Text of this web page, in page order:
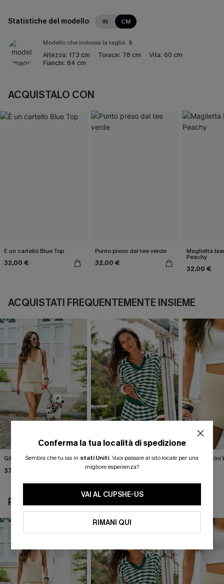
Statistiche del modello IN CM
Modello che indossa la taglia: S
Altezza: 173 cm Torace: 78 cm Vita: 60 cm
Fianchi: 84 cm
ACQUISTALO CON
È un cartello Blue Top
32,00 €
Punto preso dal tee verde
32,00 €
Maglietta
Peachy
32,00 €
ACQUISTATI FREQUENTEMENTE INSIEME
Gilet beige Break the Ice
37,00 €
Top in maglia con motivo
astratto Sightsee
Pantaloncini
POTREBBE INTERESSARTI ANCHE
Conferma la tua località di spedizione
Sembra che tu sia in stati Uniti. Vuoi passare al sito locale per una
migliore esperienza?
VAI AL CUPSHE-US
RIMANI QUI